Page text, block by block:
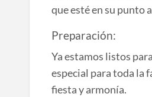
que esté en su punto
Preparación:
Ya estamos listos
especial para toda la
fiesta y armonía.